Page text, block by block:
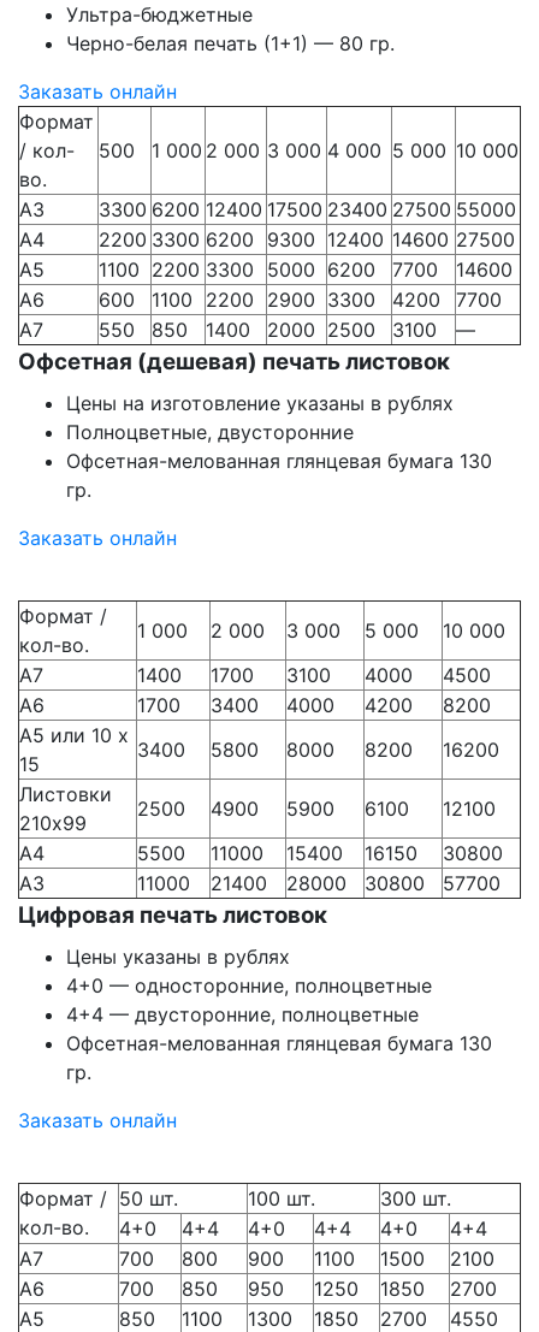
Ультра-бюджетные
Черно-белая печать (1+1) — 80 гр.
Заказать онлайн
Формат
/ кол-
во.
500 1 000 2 000 3 000 4 000 5 000 10 000
А3 3300 6200 12400 17500 23400 27500 55000
А4
2200 3300 6200 9300 12400 14600 27500
А5
1100 2200 3300 5000 6200 7700
14600
А6
600 1100 2200 2900 3300 4200
7700
А7
550 850 1400 2000 2500 3100 —
Офсетная (дешевая) печать листовок
Цены на изготовление указаны в рублях
Полноцветные, двусторонние
Офсетная-мелованная глянцевая бумага 130
гр.
Заказать онлайн
Формат /
кол-во.
1 000 2 000 3 000 5 000
10 000
А7
1400 1700 3100 4000
4500
А6
1700 3400 4000 4200
8200
А5 или 10 х
15
3400 5800 8000 8200
16200
Листовки
210х99
2500 4900 5900 6100
12100
А4
5500 11000 15400 16150
30800
А3
11000 21400 28000 30800 57700
Цифровая печать листовок
Цены указаны в рублях
4+0 — односторонние, полноцветные
4+4 — двусторонние, полноцветные
Офсетная-мелованная глянцевая бумага 130
гр.
Заказать онлайн
Формат /
кол-во.
50 шт. 100 шт.
300 шт.
4+0
4+4 4+0 4+4 4+0
4+4
А7
700 800 900 1100 1500
2100
А6
700 850 950 1250 1850
2700
А5
850 1100 1300 1850 2700
4550